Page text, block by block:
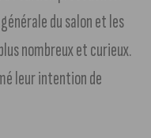
du salon et les
nombreux et curieux.
leur intention de